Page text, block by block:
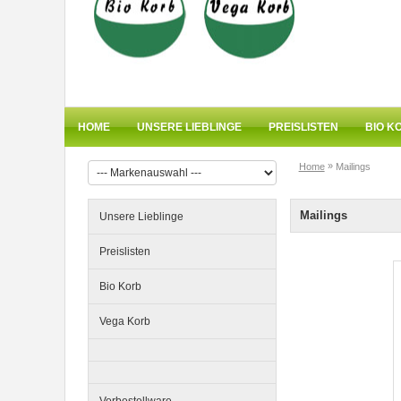
HOME UNSERE LIEBLINGE PREISLISTEN BIO
Home» Mailings
Unsere Lieblinge
Preislisten
Bio Korb
Vega Korb
7er-VE Bio Tee Wilde Brennnessel
12er-VE Ente, Reis und Karotten
Mailings